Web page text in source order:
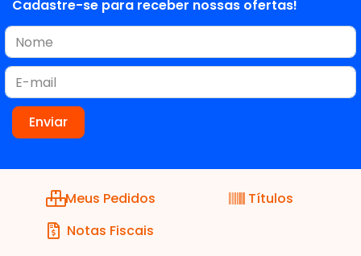
Cadastre-se para receber nossas ofertas!
Meus Pedidos
Títulos
Notas Fiscais